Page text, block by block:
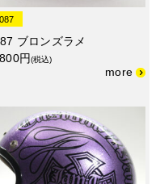
ブロンズラメ
円(税込)